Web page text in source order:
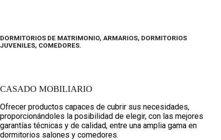
DORMITORIOS DE MATRIMONIO, ARMARIOS, DORMITORIOS
JUVENILES, COMEDORES.
CASADO MOBILIARIO
Ofrecer productos capaces de cubrir sus necesidades,
proporcionándoles la posibilidad de elegir, con las mejores
garantías técnicas y de calidad, entre una amplia gama en
dormitorios salones y comedores.